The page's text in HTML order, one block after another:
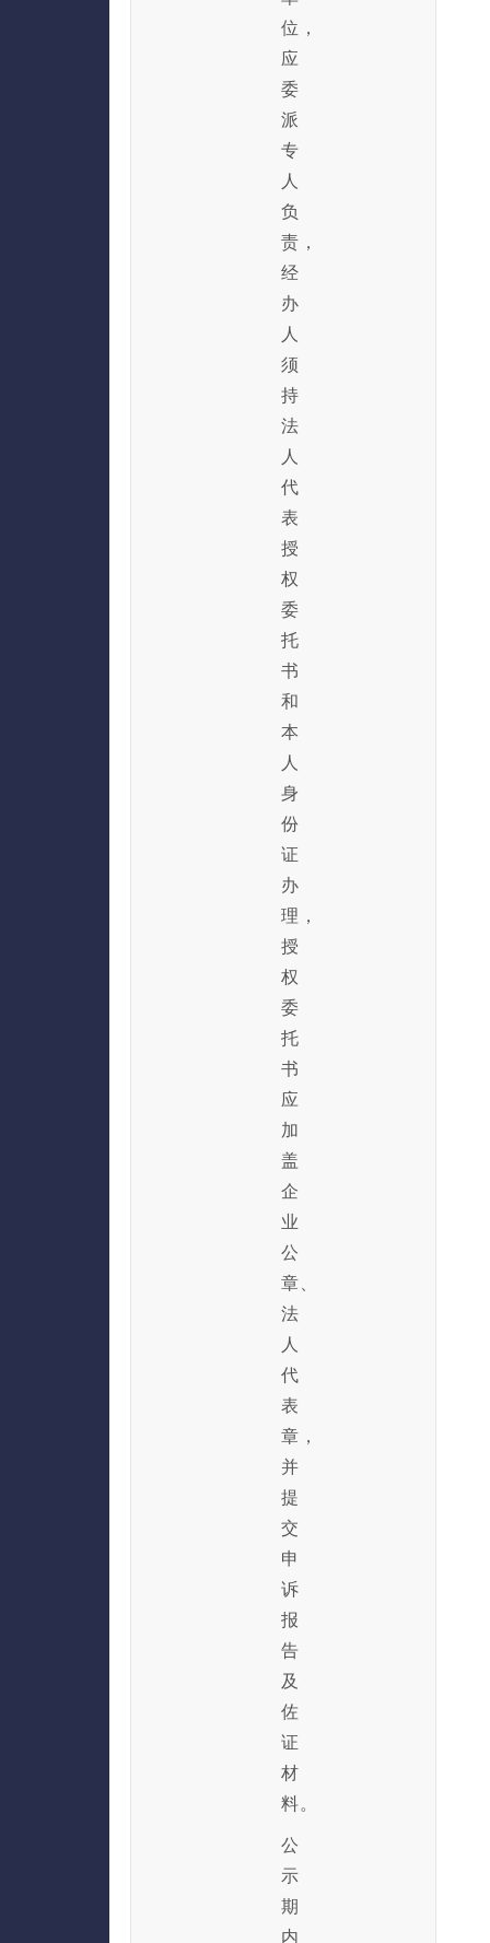
位，
应
委
派
专
人
负
责，
经
办
人
须
持
法
人
代
表
授
权
委
托
书
和
本
人
身
份
证
办
理，
授
权
委
托
书
应
加
盖
企
业
公
章、
法
人
代
表
章，
并
提
交
申
诉
报
告
及
佐
证
材
料。
公
示
期
内